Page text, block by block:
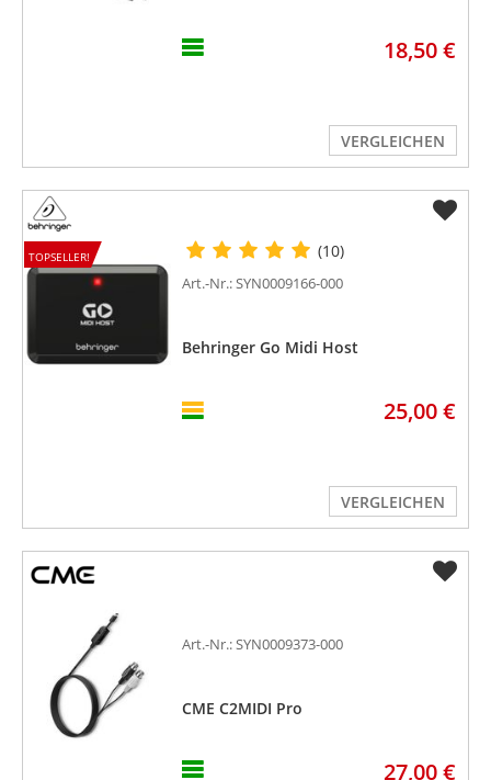
18,50 €
VERGLEICHEN
TOPSELLER! (10)
Art.-Nr.: SYN0009166-000
Behringer Go Midi Host
25,00 €
VERGLEICHEN
Art.-Nr.: SYN0009373-000
CME C2MIDI Pro
27,00 €